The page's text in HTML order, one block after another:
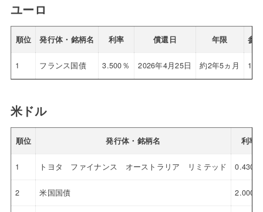
ユーロ
順位 発行体・銘柄名 利率 償還日 年限 参
1 フランス国債 3.500％ 2026年4月25日 約2年5ヵ月
米ドル
順位 発行体・銘柄名 利率
1 トヨタ ファイナンス オーストラリア リミテッド 0.430％
2 米国国債 2.000％